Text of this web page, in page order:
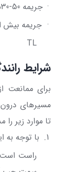
· جریمه 50
-
· جریمه بیش
TL
شرایط
برای ممانعت
مسیرهای
تا موارد زیر را
1.
با توجه به
راست